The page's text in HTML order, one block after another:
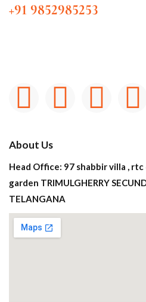
+91 9852985253
About Us
Head Office: 97 shabbir villa ,
garden TRIMULGHERRY
TELANGANA